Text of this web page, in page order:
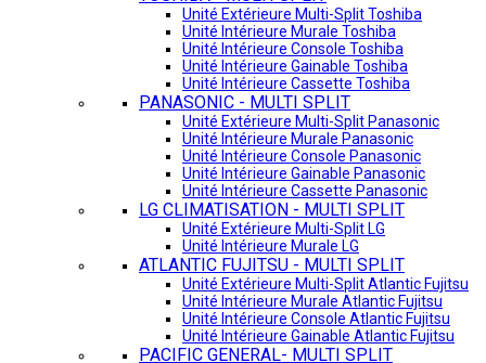
Unité Extérieure Multi-Split Toshiba
Unité Intérieure Murale Toshiba
Unité Intérieure Console Toshiba
Unité Intérieure Gainable Toshiba
Unité Intérieure Cassette Toshiba
PANASONIC - MULTI SPLIT
Unité Extérieure Multi-Split Panasonic
Unité Intérieure Murale Panasonic
Unité Intérieure Console Panasonic
Unité Intérieure Gainable Panasonic
Unité Intérieure Cassette Panasonic
LG CLIMATISATION - MULTI SPLIT
Unité Extérieure Multi-Split LG
Unité Intérieure Murale LG
ATLANTIC FUJITSU - MULTI SPLIT
Unité Extérieure Multi-Split Atlantic Fujitsu
Unité Intérieure Murale Atlantic Fujitsu
Unité Intérieure Console Atlantic Fujitsu
Unité Intérieure Gainable Atlantic Fujitsu
PACIFIC GENERAL- MULTI SPLIT